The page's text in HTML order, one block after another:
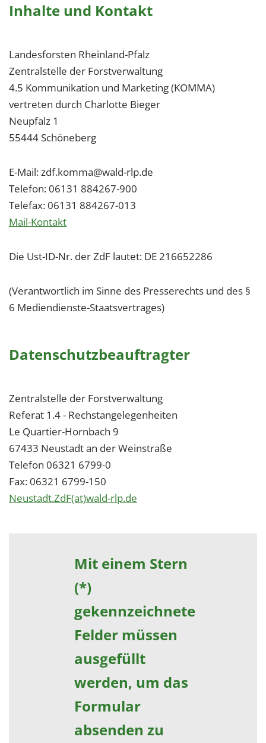
Inhalte und Kontakt
Landesforsten Rheinland-Pfalz
Zentralstelle der Forstverwaltung
4.5 Kommunikation und Marketing (KOMMA)
vertreten durch Charlotte Bieger
Neupfalz 1
55444 Schöneberg
E-Mail: zdf.komma@wald-rlp.de
Telefon: 06131 884267-900
Telefax: 06131 884267-013
Mail-Kontakt
Die Ust-ID-Nr. der ZdF lautet: DE 216652286
(Verantwortlich im Sinne des Presserechts und des §
6 Mediendienste-Staatsvertrages)
Datenschutzbeauftragter
Zentralstelle der Forstverwaltung
Referat 1.4 - Rechstangelegenheiten
Le Quartier-Hornbach 9
67433 Neustadt an der Weinstraße
Telefon 06321 6799-0
Fax: 06321 6799-150
Neustadt.ZdF(at)wald-rlp.de
Mit einem Stern
(*)
gekennzeichnete
Felder müssen
ausgefüllt
werden, um das
Formular
absenden zu